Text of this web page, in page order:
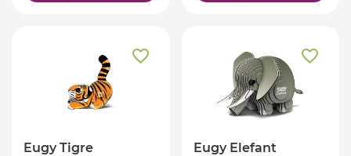
Eugy Tigre Eugy Elefant